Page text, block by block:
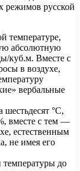
режимов русской
температуре,
абсолютную
куб.м. Вместе с
в воздухе,
вербальные
°C,
вместе с тем —
естественным
не имея его
до